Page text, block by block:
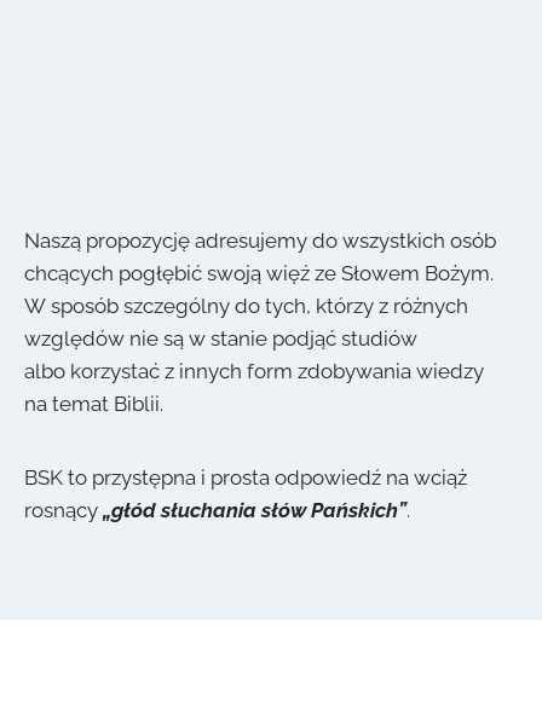
Naszą propozycję adresujemy do wszystkich osób
chcących pogłębić swoją więź ze Słowem Bożym.
W sposób szczególny do tych, którzy z różnych
względów nie są w stanie podjąć studiów
albo korzystać z innych form zdobywania wiedzy
na temat Biblii.
BSK to przystępna i prosta odpowiedź na wciąż
rosnący „głód słuchania słów Pańskich”.